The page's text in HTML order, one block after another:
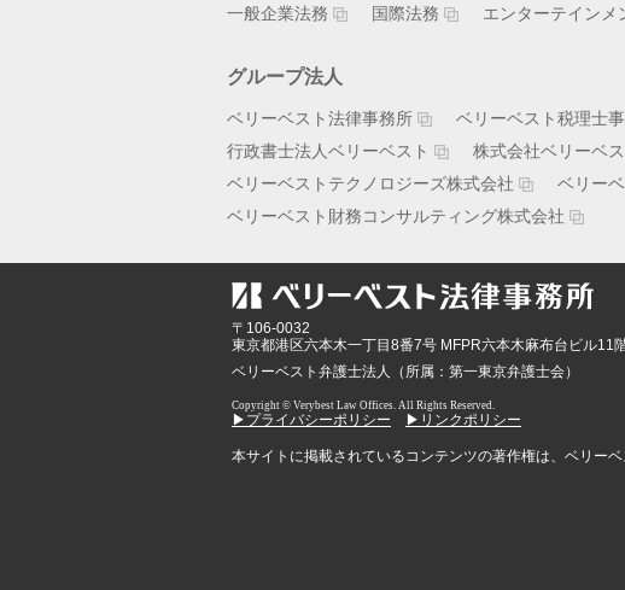
一般企業法務 国際法務 エンターテインメ
グループ法人
ベリーベスト法律事務所 ベリーベスト税理士
行政書士法人ベリーベスト
株式会社ベリーベス
ベリーベストテクノロジーズ株式会社
ベリー
ベリーベスト財務コンサルティング株式会社
〒106-0032
東京都港区六本木一丁目8番7号 MFPR六本木麻布台ビル11
ベリーベスト弁護士法人（所属：第一東京弁護士会）
Copyright © Verybest Law Offices. All Rights Reserved.
▶プライバシーポリシー ▶リンクポリシー
本サイトに掲載されているコンテンツの著作権は、ベリー